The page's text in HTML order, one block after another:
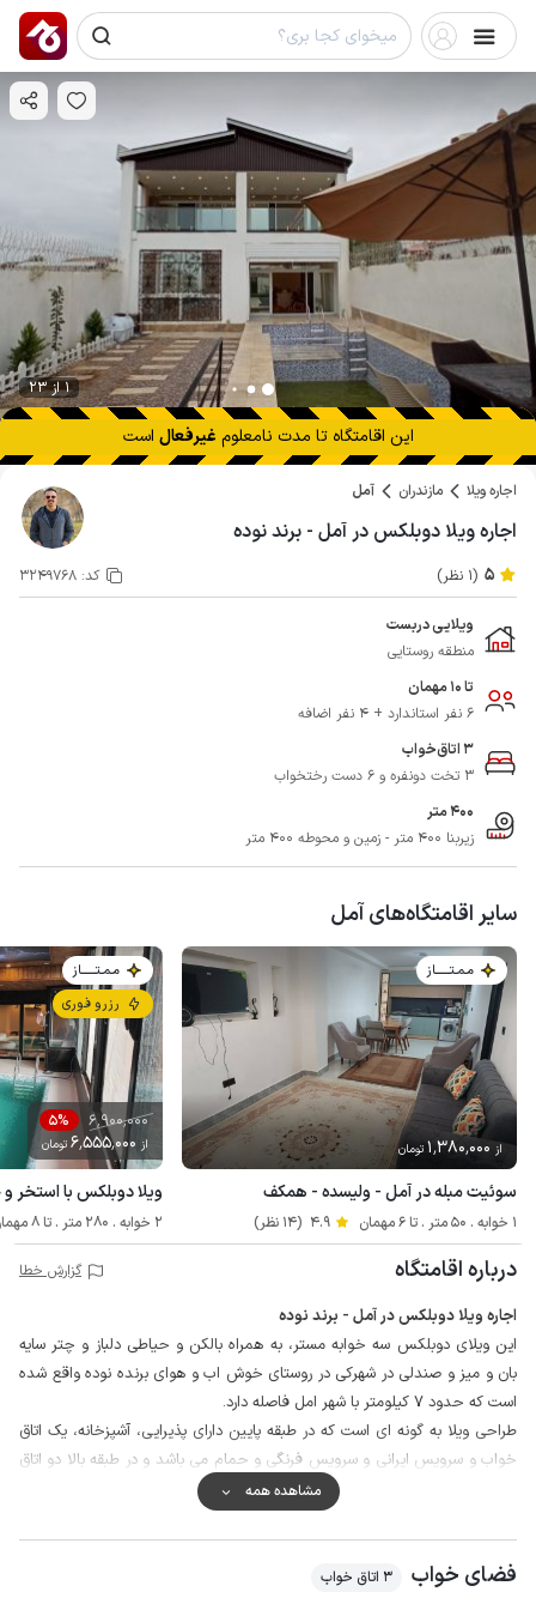
1 از 23
این اقامتگاه تا مدت نامعلوم غیرفعال است
اجاره ویلا مازندران آمل
اجاره ویلا دوبلکس در آمل - برند نوده
5 (1 نظر) کد: 3249768
ویلایی دربست
منطقه روستایی
تا 10 مهمان
6 نفر استاندارد + 4 نفر اضافه
3 اتاق‌خواب
3 تخت دونفره و 6 دست رختخواب
400 متر
زیربنا 400 متر - زمین و محوطه 400 متر
سایر اقامتگاه‌های آمل
مـمـتــــــاز
از 1٬380٬000 تومان
سوئیت مبله در آمل - ولیسده - همکف
1 خوابه . 50 متر . تا 6 مهمان 4.9 (14 نظر)
مـمـتــــــاز
رزرو فوری
6٬900٬000 5%
از 6٬555٬000 تومان
ویلا دوبلکس با استخر
2 خوابه . 280 متر . تا 8 مهمان
درباره اقامتگاه گزارش خطا
اجاره ویلا دوبلکس در آمل - برند نوده
این ویلای دوبلکس سه خوابه مستر، به همراه بالکن و حیاطی دلباز و چتر سایه
بان و میز و صندلی در شهرکی در روستای خوش اب و هوای برنده نوده واقع شده
است که حدود 7 کیلومتر با شهر امل فاصله دارد.
طراحی ویلا به گونه ای است که در طبقه پایین دارای پذیرایی، آشپزخانه، یک اتاق
خواب و سرویس ایرانی و سرویس فرنگی و حمام می باشد و در طبقه بالا دو اتاق
خواب و بالکن و به همراه سرویس ایرانی و فرنگی قرار دارد.
محوطه ویلا از چهار طرف دیوارکشی شده و محصور است و به منظور برقراری و
حفظ امنیت نگهبان به صورت 24 ساعته در شهرک مستقر است.
همچنین مهمانان گرامی می توانند برای تهیه مایحتاج روزانه خود از سوپرمارکت در
مشاهده همه
فضای خواب 3 اتاق خواب